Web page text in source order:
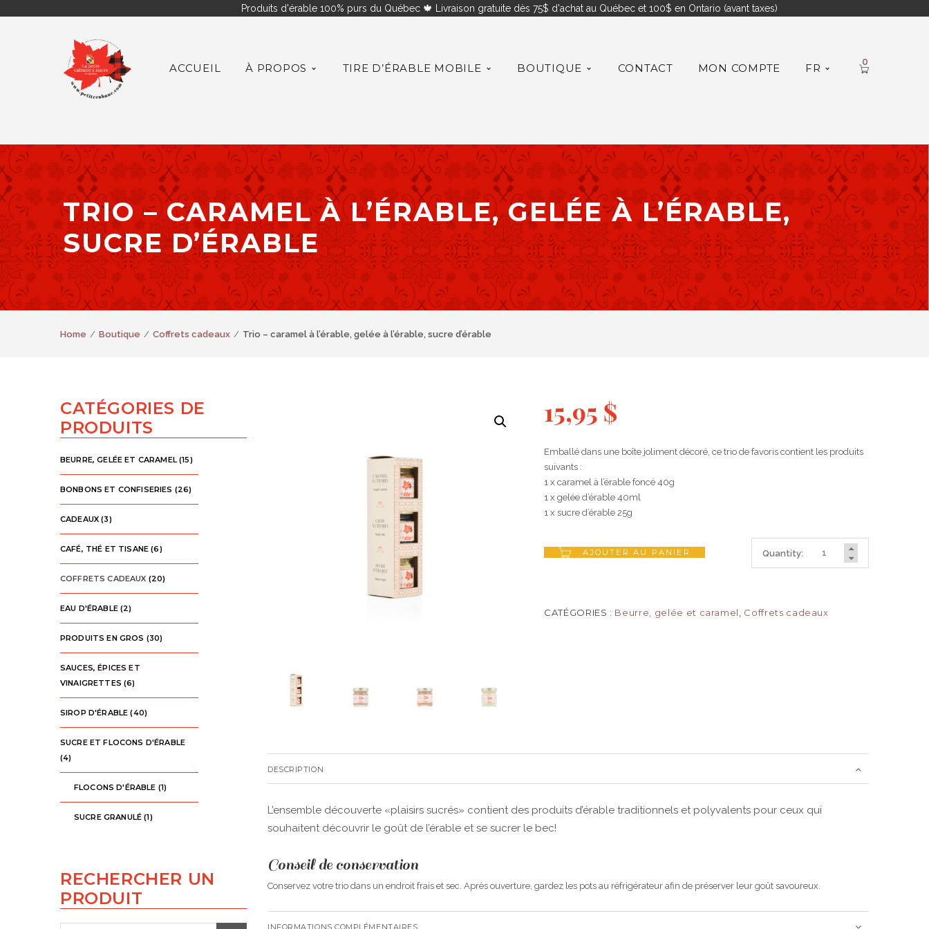
Produits d'érable 100% purs du Québec 🍁 Livraison gratuite dès 75$ d'achat au Québec et 100$ en Ontario (avant taxes)
ACCUEIL À PROPOS TIRE D’ÉRABLE MOBILE BOUTIQUE CONTACT MON COMPTE FR 0
TRIO – CARAMEL À L’ÉRABLE, GELÉE À L’ÉRABLE,
SUCRE D’ÉRABLE
Home Boutique Coffrets cadeaux Trio – caramel à l’érable, gelée à l’érable, sucre d’érable
CATÉGORIES DE
PRODUITS
BEURRE, GELÉE ET CARAMEL (15)
BONBONS ET CONFISERIES (26)
CADEAUX (3)
CAFÉ, THÉ ET TISANE (6)
COFFRETS CADEAUX (20)
EAU D'ÉRABLE (2)
PRODUITS EN GROS (30)
SAUCES, ÉPICES ET
VINAIGRETTES (6)
SIROP D'ÉRABLE (40)
SUCRE ET FLOCONS D'ÉRABLE
(4)
FLOCONS D'ÉRABLE (1)
SUCRE GRANULÉ (1)
RECHERCHER UN
PRODUIT
15,95 $
Emballé dans une boîte joliment décoré, ce trio de favoris contient les produits
suivants :
1 x caramel à l’érable foncé 40g
1 x gelée d’érable 40ml
1 x sucre d’érable 25g
Quantity:
AJOUTER AU PANIER
CATÉGORIES : Beurre, gelée et caramel Coffrets cadeaux
DESCRIPTION
L’ensemble découverte «plaisirs sucrés» contient des produits d’érable traditionnels et polyvalents pour ceux qui
souhaitent découvrir le goût de l’érable et se sucrer le bec!
Conseil de conservation
Conservez votre trio dans un endroit frais et sec. Après ouverture, gardez les pots au réfrigérateur afin de préserver leur goût savoureux.
INFORMATIONS COMPLÉMENTAIRES